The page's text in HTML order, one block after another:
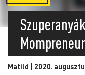
Matild | 2020.